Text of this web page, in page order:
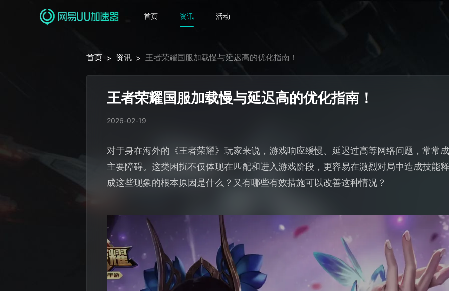
首页 资讯 活动
首页 > 资讯 > 王者荣耀国服加载慢与延迟高的优化指南！
王者荣耀国服加载慢与延迟高的优化指南！
2026-02-19
对于身在海外的《王者荣耀》玩家来说，游戏响应缓慢、延迟过高等网络问题，常常
主要障碍。这类困扰不仅体现在匹配和进入游戏阶段，更容易在激烈对局中造成技能
成这些现象的根本原因是什么？又有哪些有效措施可以改善这种情况？